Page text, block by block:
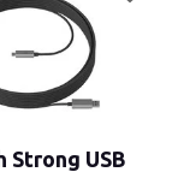
Strong USB